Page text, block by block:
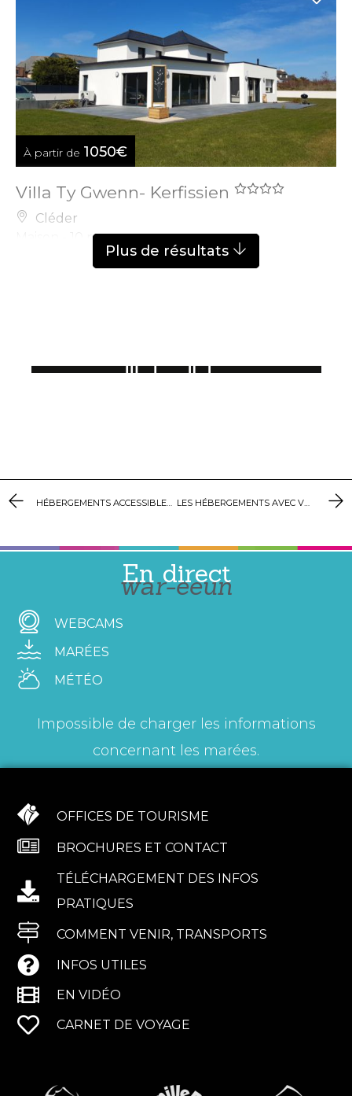
À partir de 1050€
Villa Ty Gwenn- Kerfissien
Cléder
Maison - 10 pers.
Plus de résultats
LES HÉBERGEMENTS AVEC VUE MER
En direct
war-eeun
WEBCAMS
MARÉES
MÉTÉO
Impossible de charger les informations
concernant les marées.
OFFICES DE TOURISME
BROCHURES ET CONTACT
TÉLÉCHARGEMENT DES INFOS
PRATIQUES
COMMENT VENIR, TRANSPORTS
INFOS UTILES
EN VIDÉO
CARNET DE VOYAGE